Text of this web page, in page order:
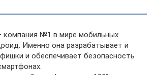
компания №1 в мире мобильных
Именно она разрабатывает и
и обеспечивает безопасность